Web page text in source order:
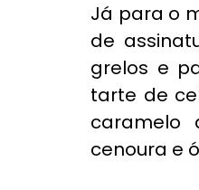
Já para o
de
grelos e
tarte de
caramelo
cenoura e